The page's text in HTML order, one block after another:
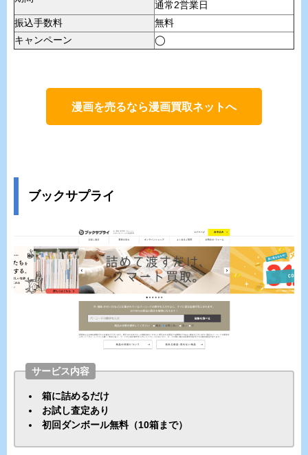
通常2営業日
振込手数料
無料
キャンペーン
◯
漫画を売るなら漫画買取ネットへ
ブックサプライ
サービス内容
箱に詰めるだけ
お試し査定あり
初回ダンボール無料（10箱まで）